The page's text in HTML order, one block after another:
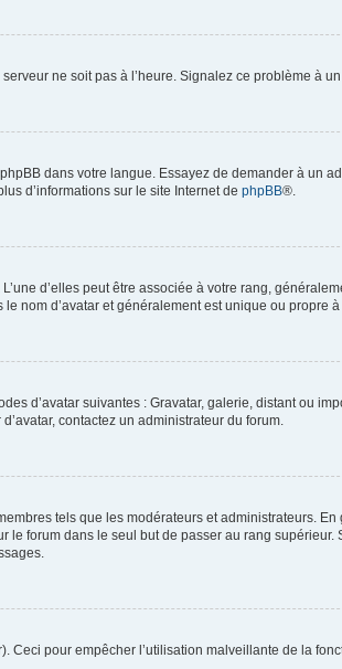
ne soit pas à l’heure. Signalez ce problème à
dans votre langue. Essayez de demander à un
d’informations sur le site Internet de phpBB®.
d’elles peut être associée à votre rang,
nom d’avatar et généralement est unique ou propre à
d’avatar suivantes : Gravatar, galerie, distant ou
contactez un administrateur du forum.
tels que les modérateurs et administrateurs.
le forum dans le seul but de passer au rang supérieur.
Ceci pour empêcher l’utilisation malveillante de la